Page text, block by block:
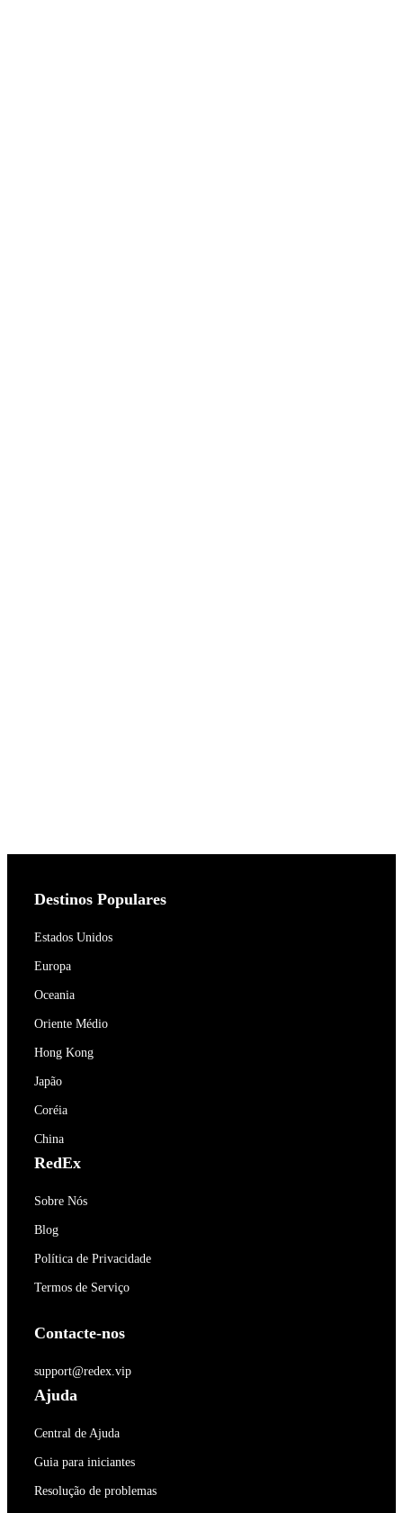
Destinos Populares
Estados Unidos
Europa
Oceania
Oriente Médio
Hong Kong
Japão
Coréia
China
RedEx
Sobre Nós
Blog
Política de Privacidade
Termos de Serviço
Contacte-nos
support@redex.vip
Ajuda
Central de Ajuda
Guia para iniciantes
Resolução de problemas